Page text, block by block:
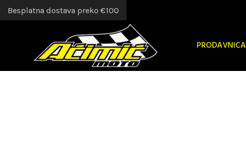
PRODAVNICA
Besplatna dostava preko €100